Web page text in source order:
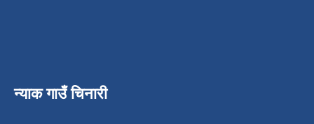
न्याक गाउँ चिनारी